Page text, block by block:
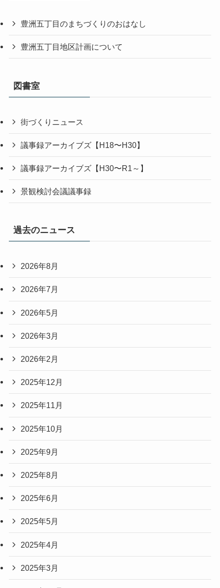
豊洲五丁目のまちづくりのおはなし
豊洲五丁目地区計画について
図書室
街づくりニュース
議事録アーカイブズ【H18〜H30】
議事録アーカイブズ【H30〜R1～】
景観検討会議議事録
過去のニュース
2026年8月
2026年7月
2026年5月
2026年3月
2026年2月
2025年12月
2025年11月
2025年10月
2025年9月
2025年8月
2025年6月
2025年5月
2025年4月
2025年3月